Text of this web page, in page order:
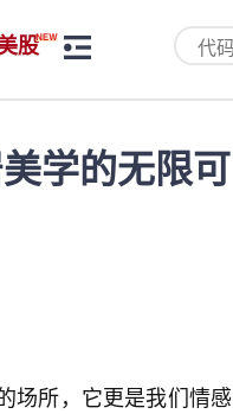
股
学的无限可
场所，它更是我们情感